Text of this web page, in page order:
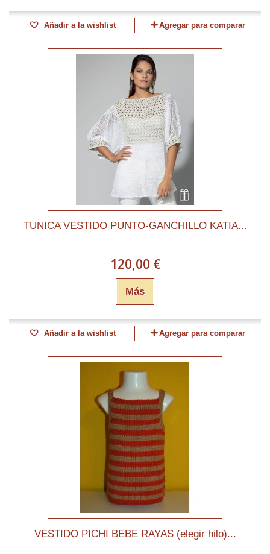
Añadir a la wishlist Agregar para comparar
TUNICA VESTIDO PUNTO-GANCHILLO KATIA...
120,00 €
Más
Añadir a la wishlist Agregar para comparar
VESTIDO PICHI BEBE RAYAS (elegir hilo)...